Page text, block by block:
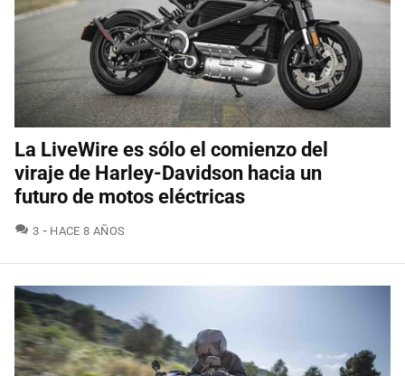
La LiveWire es sólo el comienzo del
viraje de Harley-Davidson hacia un
futuro de motos eléctricas
3 COMENTARIOS
HACE 8 AÑOS